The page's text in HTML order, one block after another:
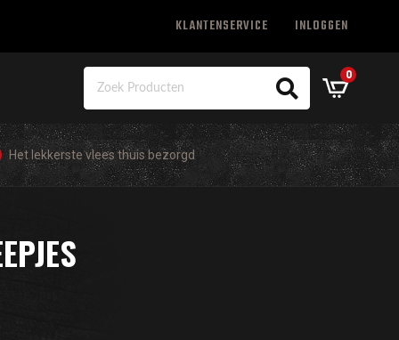
KLANTENSERVICE INLOGGEN
0
Het lekkerste vlees thuis bezorgd